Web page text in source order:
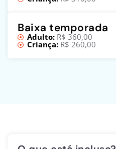
Baixa temporada
Adulto: R$ 360,00
Criança: R$ 260,00